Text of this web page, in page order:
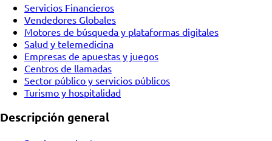
Servicios Financieros
Vendedores Globales
Motores de búsqueda y plataformas digitales
Salud y telemedicina
Empresas de apuestas y juegos
Centros de llamadas
Sector público y servicios públicos
Turismo y hospitalidad
Descripción general